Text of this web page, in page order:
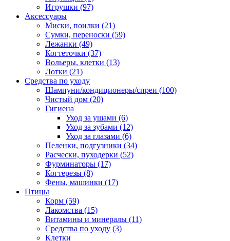
Игрушки (97)
Аксессуары
Миски, поилки (21)
Сумки, переноски (59)
Лежанки (49)
Когтеточки (37)
Вольеры, клетки (13)
Лотки (21)
Средства по уходу
Шампуни/кондиционеры/спреи (100)
Чистый дом (20)
Гигиена
Уход за ушами (6)
Уход за зубами (12)
Уход за глазами (6)
Пеленки, подгузники (34)
Расчески, пуходерки (52)
Фурминаторы (17)
Когтерезы (8)
Фены, машинки (17)
Птицы
Корм (59)
Лакомства (15)
Витамины и минералы (11)
Средства по уходу (3)
Клетки